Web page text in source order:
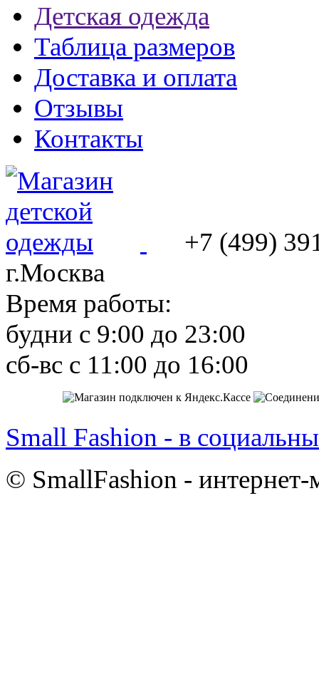
Детская одежда
Таблица размеров
Доставка и оплата
Отзывы
Контакты
+7 (499)
г.Москва
Время работы:
будни с 9:00 до 23:00
сб-вс с 11:00 до 16:00
Small Fashion - в
© SmallFashion -